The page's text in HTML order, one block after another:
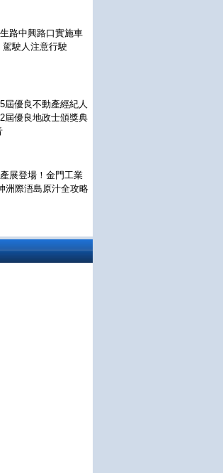
路中興路口實施車
駕駛人注意行駛
屆優良不動產經紀人
屆優良地政士頒獎典
展登場！金門工業
洲際浯島原汁全攻略